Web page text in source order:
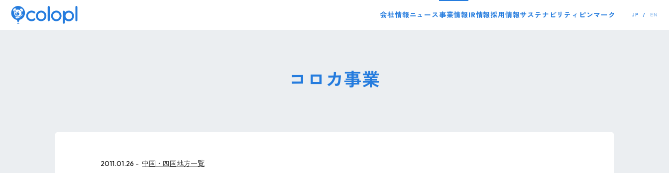
会社情報ニュース事業情報IR情報採用情報サステナビリティ ピンマーク JP EN
コロカ事業
2011.01.26 中国・四国地方一覧